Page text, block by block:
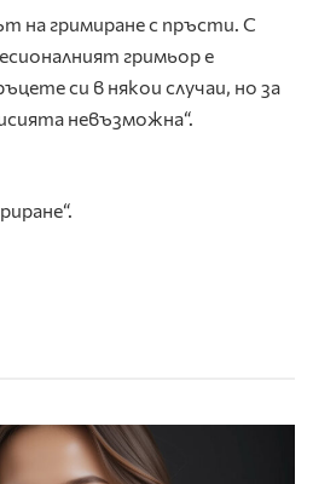
на гримиране с пръсти. С
гримьор е
си в някои случаи, но за
невъзможна“.